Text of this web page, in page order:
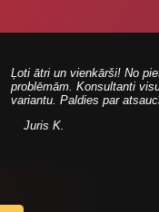
Ļoti ātri un vienkārši! No
problēmām. Konsultanti
variantu. Paldies par
Juris K.